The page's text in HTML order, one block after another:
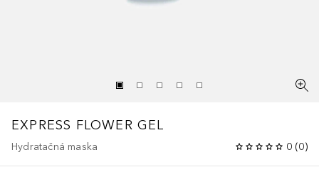
EXPRESS FLOWER GEL
Hydratačná maska 0 (0)